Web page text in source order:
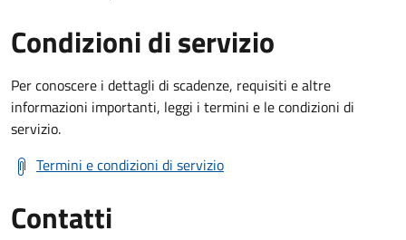
Condizioni di servizio
Per conoscere i dettagli di scadenze, requisiti e altre
informazioni importanti, leggi i termini e le condizioni di
servizio.
Termini e condizioni di servizio
Contatti